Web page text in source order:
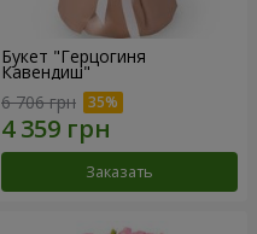
Букет "Герцогиня
Кавендиш"
6 706 грн
Заказать